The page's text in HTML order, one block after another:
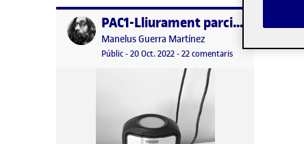
Publicat per PAC1-Lliurament parcial 1
Publicat per
Manelus Guerra Martínez
Visibilitat:
Públic-Data de publicació
20 Oct. 202221 octubre, 2022 4:30 pm
-22 comentarisa PAC1-Lliurament